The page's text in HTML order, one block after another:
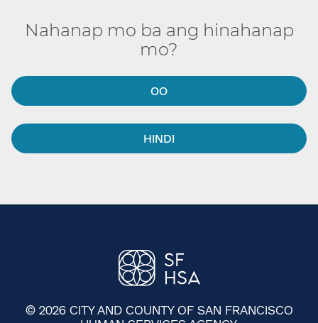
Nahanap mo ba ang hinahanap
mo?​​
OO​​
HINDI​​
© 2026 CITY AND COUNTY OF SAN FRANCISCO